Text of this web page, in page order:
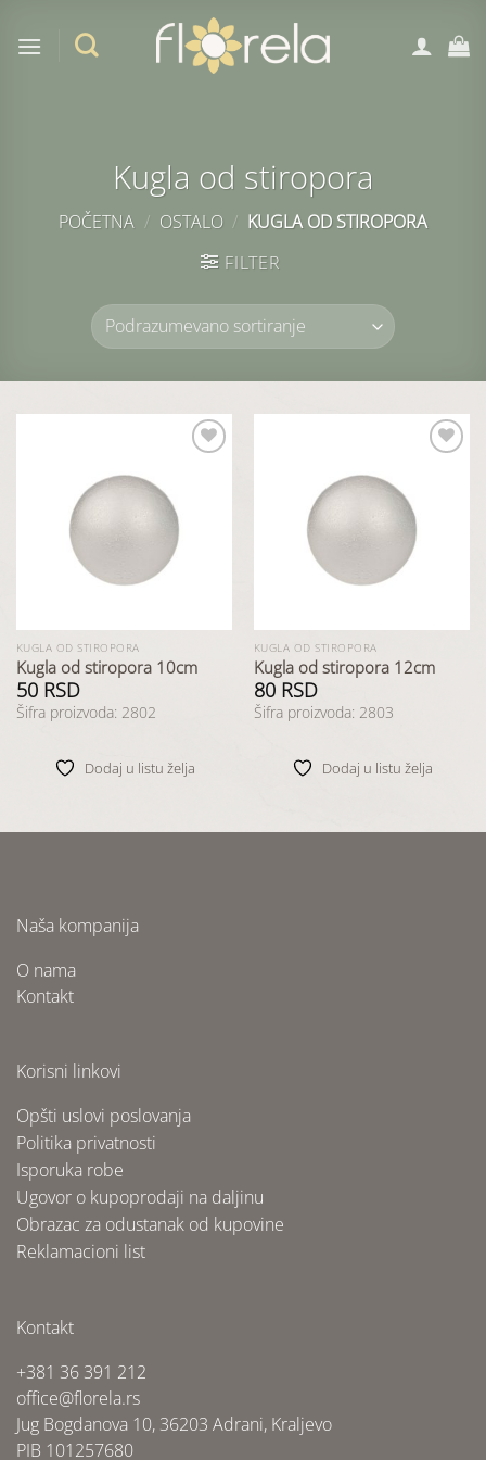
Kugla od stiropora
POČETNA / OSTALO / KUGLA OD STIROPORA
FILTER
KUGLA OD STIROPORA
Kugla od stiropora 10cm
50 RSD
Šifra proizvoda: 2802
Dodaj u listu želja
KUGLA OD STIROPORA
Kugla od stiropora 12cm
80 RSD
Šifra proizvoda: 2803
Dodaj u listu želja
Naša kompanija
O nama
Kontakt
Korisni linkovi
Opšti uslovi poslovanja
Politika privatnosti
Isporuka robe
Ugovor o kupoprodaji na daljinu
Obrazac za odustanak od kupovine
Reklamacioni list
Kontakt
+381 36 391 212
office@florela.rs
Jug Bogdanova 10, 36203 Adrani, Kraljevo
PIB 101257680